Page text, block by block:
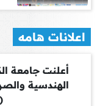
اعلانات هامه
أعلنت جامعة
الهندسية
(Scopus) العالمي